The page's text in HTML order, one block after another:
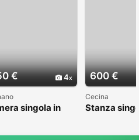
€ 4
singola in
centrale a 250
600 €
Cecina
Stanza